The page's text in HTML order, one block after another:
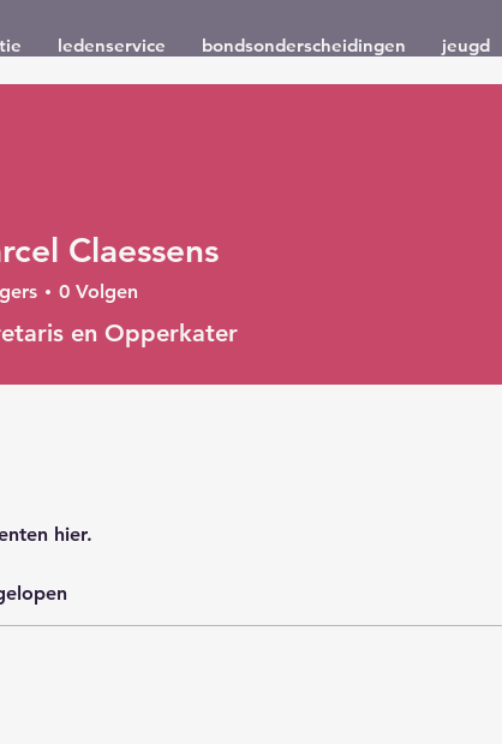
ledenservice bondsonderscheidingen jeugd
hier.
Claessens
0 Volgen
en Opperkater